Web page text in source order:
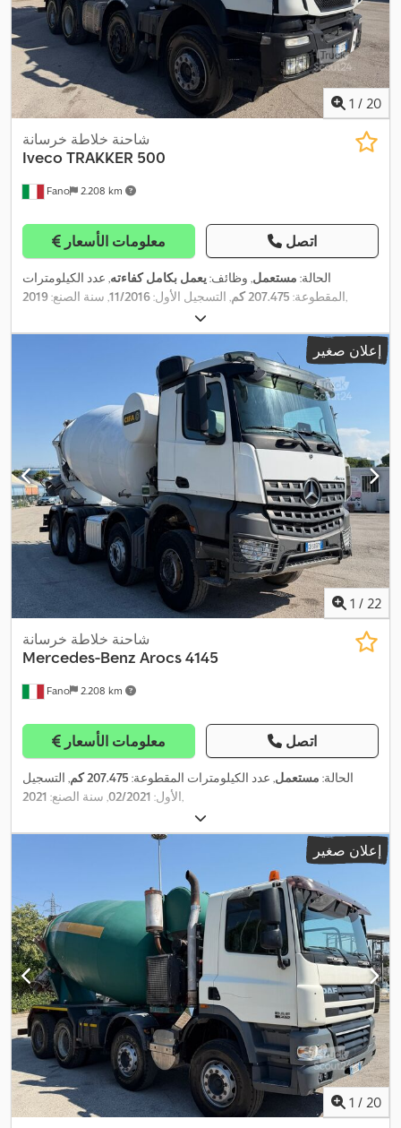
1 / 20
Fano 2.208 km
شاحنة خلاطة خرسانة
IvecoTRAKKER 500
معلومات الأسعار اتصل
الحالة: مستعمل, وظائف:يعمل بكامل كفاءته, عدد الكيلومترات
المقطوعة: 207.475 كم , التسجيل الأول:11/2016, سنة الصنع:2019 ,
إعلان صغير
1 / 22
Fano 2.208 km
شاحنة خلاطة خرسانة
Mercedes-Benz Arocs 4145
معلومات الأسعار اتصل
الحالة: مستعمل, عدد الكيلومترات المقطوعة: 207.475 كم
, التسجيل
الأول: 02/2021, سنة الصنع: 2021 ,
إعلان صغير
1 / 20